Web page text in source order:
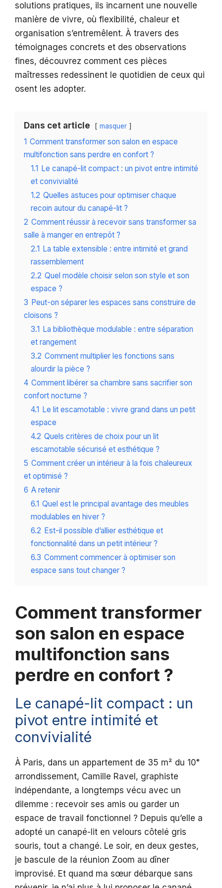
solutions pratiques, ils incarnent une nouvelle
manière de vivre, où flexibilité, chaleur et
organisation s’entremêlent. À travers des
témoignages concrets et des observations
fines, découvrez comment ces pièces
maîtresses redessinent le quotidien de ceux qui
osent les adopter.
Dans cet article masquer
1 Comment transformer son salon en espace
multifonction sans perdre en confort ?
1.1 Le canapé-lit compact : un pivot entre intimité
et convivialité
1.2 Quelles astuces pour optimiser chaque
recoin autour du canapé-lit ?
2 Comment réussir à recevoir sans transformer sa
salle à manger en entrepôt ?
2.1 La table extensible : entre intimité et grand
rassemblement
2.2 Quel modèle choisir selon son style et son
espace ?
3 Peut-on séparer les espaces sans construire de
cloisons ?
3.1 La bibliothèque modulable : entre séparation
et rangement
3.2 Comment multiplier les fonctions sans
alourdir la pièce ?
4 Comment libérer sa chambre sans sacrifier son
confort nocturne ?
4.1 Le lit escamotable : vivre grand dans un petit
espace
4.2 Quels critères de choix pour un lit
escamotable sécurisé et esthétique ?
5 Comment créer un intérieur à la fois chaleureux
et optimisé ?
6 A retenir
6.1 Quel est le principal avantage des meubles
modulables en hiver ?
6.2 Est-il possible d’allier esthétique et
fonctionnalité dans un petit intérieur ?
6.3 Comment commencer à optimiser son
espace sans tout changer ?
Comment transformer
son salon en espace
multifonction sans
perdre en confort ?
Le canapé-lit compact : un
pivot entre intimité et
convivialité
À Paris, dans un appartement de 35 m² du 10ᵉ
arrondissement, Camille Ravel, graphiste
indépendante, a longtemps vécu avec un
dilemme : recevoir ses amis ou garder un
espace de travail fonctionnel ? Depuis qu’elle a
adopté un canapé-lit en velours côtelé gris
souris, tout a changé. Le soir, en deux gestes,
je bascule de la réunion Zoom au dîner
improvisé. Et quand ma sœur débarque sans